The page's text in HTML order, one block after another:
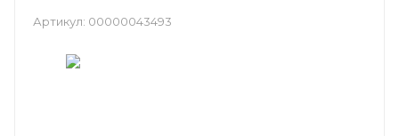
Артикул: 00000043493